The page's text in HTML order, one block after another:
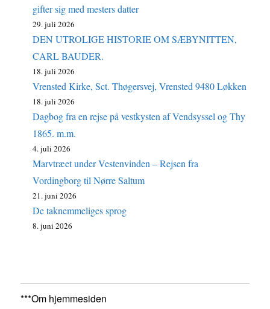
gifter sig med mesters datter
29. juli 2026
DEN UTROLIGE HISTORIE OM SÆBYNITTEN,
CARL BAUDER.
18. juli 2026
Vrensted Kirke, Sct. Thøgersvej, Vrensted 9480 Løkken
18. juli 2026
Dagbog fra en rejse på vestkysten af Vendsyssel og Thy
1865. m.m.
4. juli 2026
Marvtræet under Vestenvinden – Rejsen fra
Vordingborg til Nørre Saltum
21. juni 2026
De taknemmeliges sprog
8. juni 2026
***Om hjemmesiden